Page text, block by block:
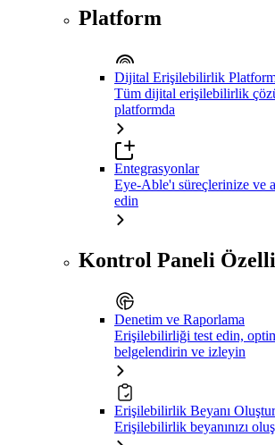
Platform
Dijital Erişilebilirlik
Tüm dijital erişilebilirlik
platformda
Entegrasyonlar
Eye-Able'ı süreçlerinize ve
edin
Kontrol Paneli
Denetim ve Raporlama
Erişilebilirliği test edin,
belgelendirin ve izleyin
Erişilebilirlik Beyanı
Erişilebilirlik beyanınızı